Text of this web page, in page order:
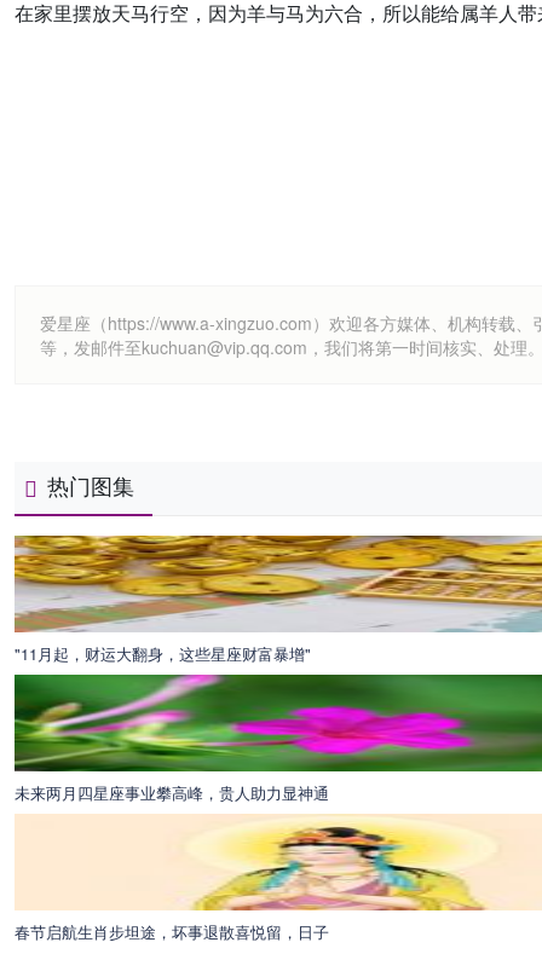
在家里摆放天马行空，因为羊与马为六合，所以能给属羊人
爱星座（https://www.a-xingzuo.com）欢迎各方媒体、机构转载
等，发邮件至kuchuan@vip.qq.com，我们将第一时间核实、处理
热门图集
"11月起，财运大翻身，这些星座财富暴增"
未来两月四星座事业攀高峰，贵人助力显神通
春节启航生肖步坦途，坏事退散喜悦留，日子